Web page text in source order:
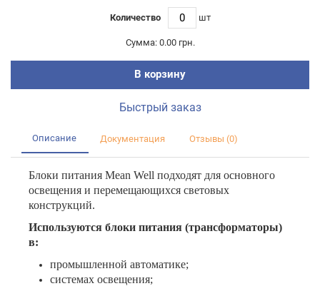
Количество шт
Сумма: 0.00 грн.
В корзину
Быстрый заказ
Описание Документация Отзывы (0)
Блоки питания Mean Well подходят для основного
освещения и перемещающихся световых
конструкций.
Используются блоки питания (трансформаторы)
в:
промышленной автоматике;
системах освещения;